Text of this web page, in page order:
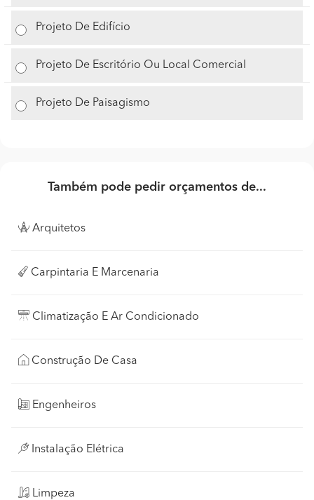
Projeto De Edifício
Projeto De Escritório Ou Local Comercial
Projeto De Paisagismo
Também pode pedir orçamentos de...
Arquitetos
Carpintaria E Marcenaria
Climatização E Ar Condicionado
Construção De Casa
Engenheiros
Instalação Elétrica
Limpeza